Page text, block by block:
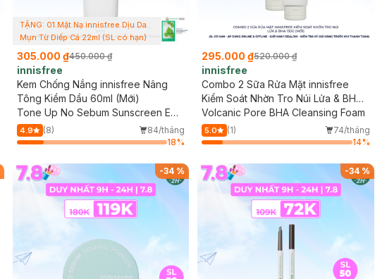
TẶNG: 01 Mặt Nạ innisfree Dịu Da
Mụn Từ Diếp Cá 22ml (SL có hạn)
305.000 ₫450.000 ₫
innisfree
Kem Chống Nắng innisfree Nâng
Tông Kiềm Dầu 60ml (Mới)
Tone Up No Sebum Sunscreen EX
SPF 50+ PA++++ (New)
4.9 (8)
84/tháng
18%
295.000 ₫520.000 ₫
innisfree
Combo 2 Sữa Rửa Mặt innisfree
Kiểm Soát Nhờn Tro Núi Lửa & BHA
150g (Mới)
Volcanic Pore BHA Cleansing Foam
5.0 (1)
74/tháng
14%
-34 % -34%